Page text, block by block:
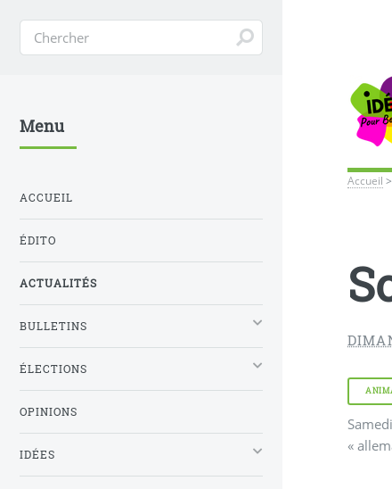
Accueil
«
Menu
ACCUEIL
ÉDITO
ACTUALITÉS
BULLETINS
ÉLECTIONS
OPINIONS
IDÉES